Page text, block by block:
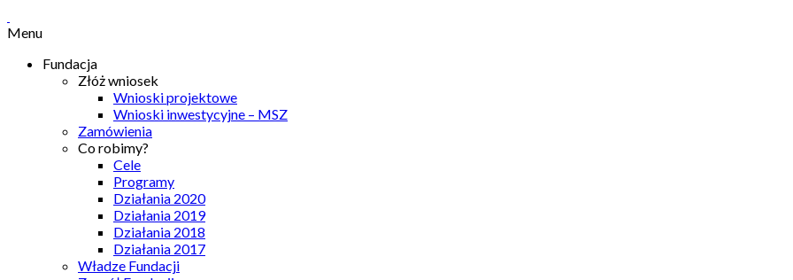
Menu
Fundacja
Złóż wniosek
Wnioski projektowe
Wnioski inwestycyjne – MSZ
Zamówienia
Co robimy?
Cele
Programy
Działania 2020
Działania 2019
Działania 2018
Działania 2017
Władze Fundacji